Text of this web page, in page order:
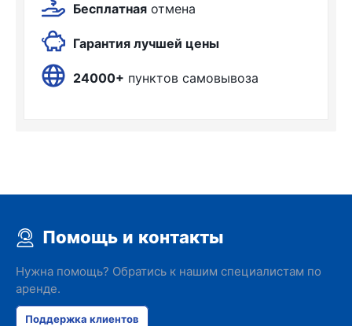
Бесплатная отмена
Гарантия лучшей цены
24000+ пунктов самовывоза
Помощь и контакты
Нужна помощь? Обратись к нашим специалистам по
аренде.
Поддержка клиентов